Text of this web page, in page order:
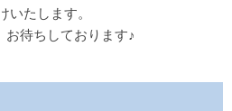
いたします。
お待ちしております♪